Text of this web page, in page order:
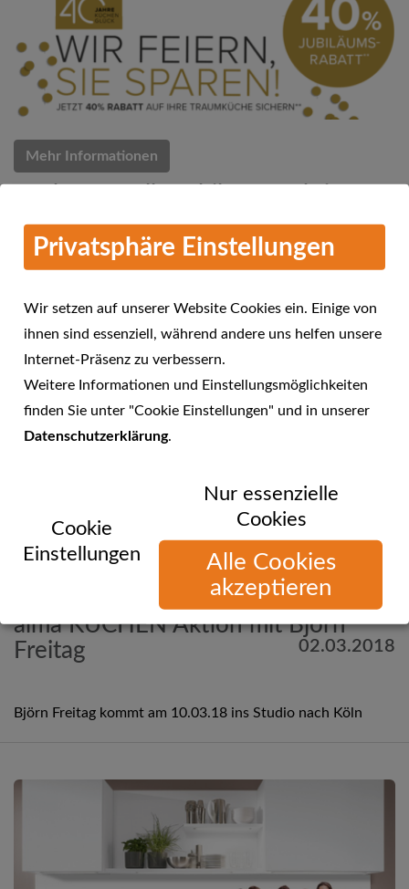
Mehr Informationen
Küchen Quelle feiert 40 Jahre Küchenglück
alma KÜCHEN Aktion mit Björn
Freitag
02.03.2018
Björn Freitag kommt am 10.03.18 ins Studio nach Köln
Privatsphäre Einstellungen
Wir setzen auf unserer Website Cookies ein. Einige von
ihnen sind essenziell, während andere uns helfen unsere
Internet-Präsenz zu verbessern.
Weitere Informationen und Einstellungsmöglichkeiten
finden Sie unter "Cookie Einstellungen" und in unserer
Datenschutzerklärung.
Cookie
Einstellungen
Nur essenzielle
Cookies
Alle Cookies
akzeptieren